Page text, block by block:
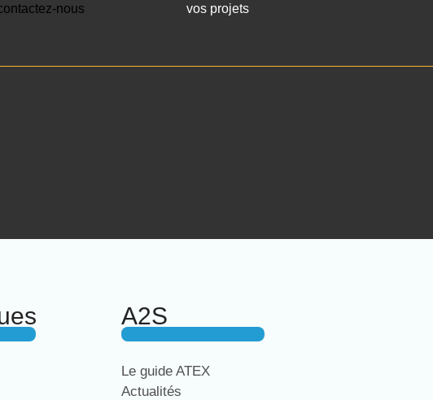
nous
vos projets
A2S
Le guide ATEX
Actualités